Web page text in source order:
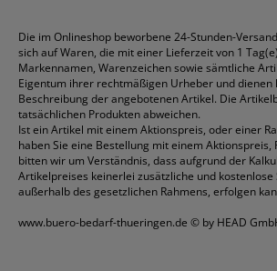
Die im Onlineshop beworbene 24-Stunden-
sich auf Waren, die mit einer Lieferzeit von 1
Markennamen, Warenzeichen sowie sämtliche
Eigentum ihrer rechtmäßigen Urheber und dienen
Beschreibung der angebotenen Artikel. Die
tatsächlichen Produkten abweichen.
Ist ein Artikel mit einem Aktionspreis, oder einer
haben Sie eine Bestellung mit einem Aktionspreis,
bitten wir um Verständnis, dass aufgrund der
Artikelpreises keinerlei zusätzliche und
außerhalb des gesetzlichen Rahmens, erfolgen
www.buero-bedarf-thueringen.de © by HEAD